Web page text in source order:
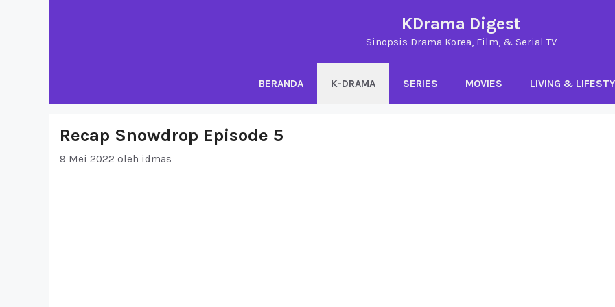
KDrama Digest
Sinopsis Drama Korea, Film, & Serial TV
BERANDA K-DRAMA SERIES MOVIES LIVING &
Recap Snowdrop Episode 5
9 Mei 2022 oleh idmas